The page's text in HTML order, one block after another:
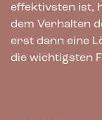
effektivsten ist,
dem Verhalten
erst dann eine
die wichtigsten